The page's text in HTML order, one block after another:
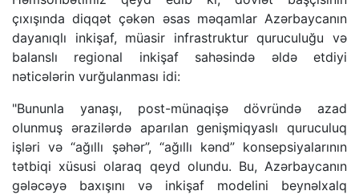
çıxışında diqqət çəkən əsas məqamlar Azərbaycanın
dayanıqlı inkişaf, müasir infrastruktur quruculuğu və
balanslı regional inkişaf sahəsində əldə etdiyi
nəticələrin vurğulanması idi:
"Bununla yanaşı, post-münaqişə dövründə azad
olunmuş ərazilərdə aparılan genişmiqyaslı quruculuq
işləri və “ağıllı şəhər”, “ağıllı kənd” konsepsiyalarının
tətbiqi xüsusi olaraq qeyd olundu. Bu, Azərbaycanın
gələcəyə baxışını və inkişaf modelini beynəlxalq